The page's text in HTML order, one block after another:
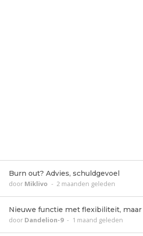
Burn out? Advies, schuldgevoel
door Miklivo - 2 maanden geleden
Nieuwe functie met flexibiliteit,
door Dandelion-9 - 1 maand geleden